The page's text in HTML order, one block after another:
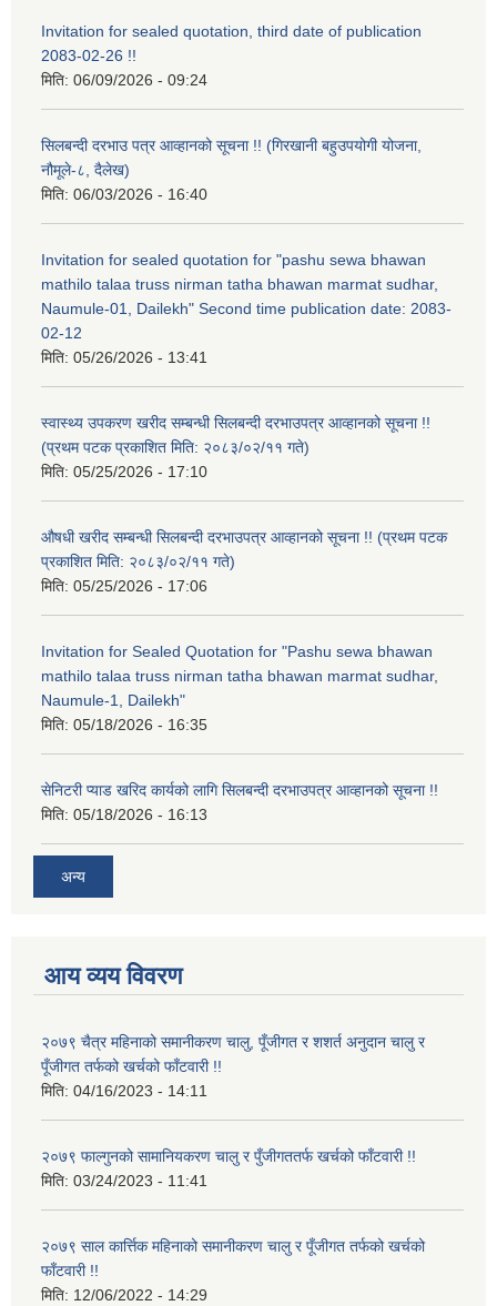
Invitation for sealed quotation, third date of publication
2083-02-26 !!
मिति: 06/09/2026 - 09:24
सिलबन्दी दरभाउ पत्र आव्हानको सूचना !! (गिरखानी बहुउपयोगी योजना,
नौमूले-८, दैलेख)
मिति: 06/03/2026 - 16:40
Invitation for sealed quotation for "pashu sewa bhawan
mathilo talaa truss nirman tatha bhawan marmat sudhar,
Naumule-01, Dailekh" Second time publication date: 2083-
02-12
मिति: 05/26/2026 - 13:41
स्वास्थ्य उपकरण खरीद सम्बन्धी सिलबन्दी दरभाउपत्र आव्हानको सूचना !!
(प्रथम पटक प्रकाशित मिति: २०८३/०२/११ गते)
मिति: 05/25/2026 - 17:10
औषधी खरीद सम्बन्धी सिलबन्दी दरभाउपत्र आव्हानको सूचना !! (प्रथम पटक
प्रकाशित मिति: २०८३/०२/११ गते)
मिति: 05/25/2026 - 17:06
Invitation for Sealed Quotation for "Pashu sewa bhawan
mathilo talaa truss nirman tatha bhawan marmat sudhar,
Naumule-1, Dailekh"
मिति: 05/18/2026 - 16:35
सेनिटरी प्याड खरिद कार्यको लागि सिलबन्दी दरभाउपत्र आव्हानको सूचना !!
मिति: 05/18/2026 - 16:13
अन्य
आय व्यय विवरण
२०७९ चैत्र महिनाको समानीकरण चालु, पूँजीगत र शशर्त अनुदान चालु र
पूँजीगत तर्फको खर्चको फाँटवारी !!
मिति: 04/16/2023 - 14:11
२०७९ फाल्गुनको सामानियकरण चालु र पुँजीगततर्फ खर्चको फाँटवारी !!
मिति: 03/24/2023 - 11:41
२०७९ साल कार्त्तिक महिनाको समानीकरण चालु र पूँजीगत तर्फको खर्चको
फाँटवारी !!
मिति: 12/06/2022 - 14:29